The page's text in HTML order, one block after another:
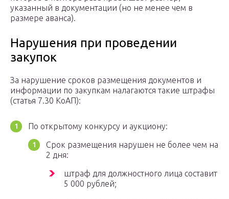
указанный в документации (но не менее чем в
размере аванса).
Нарушения при проведении
закупок
За нарушение сроков размещения документов и
информации по закупкам налагаются такие штрафы
(статья 7.30 КоАП):
По открытому конкурсу и аукциону:
Срок размещения нарушен не более чем на
2 дня:
штраф для должностного лица составит
5 000 рублей;